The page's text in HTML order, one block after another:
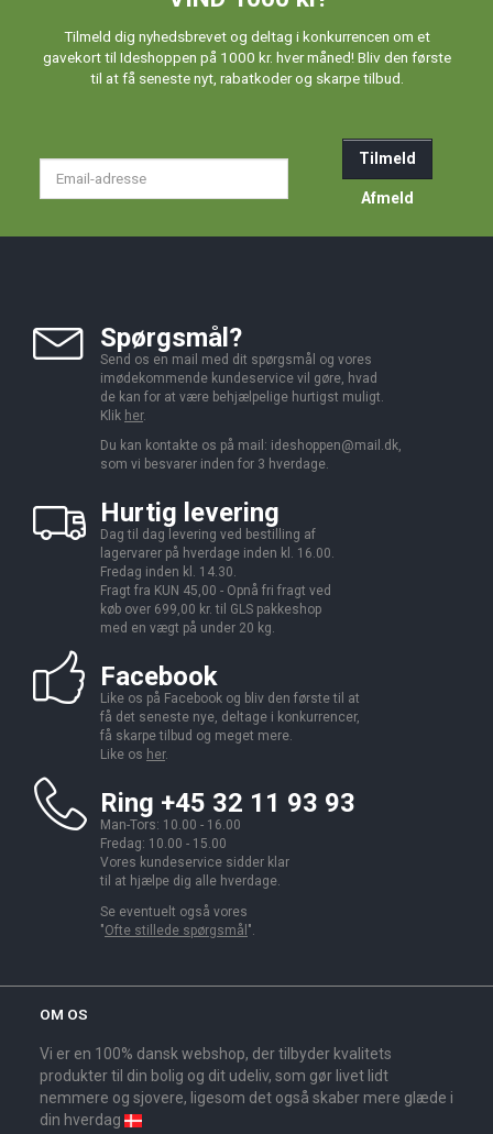
Tilmeld dig nyhedsbrevet og deltag i konkurrencen om et
gavekort til Ideshoppen på 1000 kr. hver måned! Bliv den første
til at få seneste nyt, rabatkoder og skarpe tilbud.
Tilmeld
Afmeld
Spørgsmål?
Send os en mail med dit spørgsmål og vores
imødekommende kundeservice vil gøre, hvad
de kan for at være behjælpelige hurtigst muligt.
Klik her.
Du kan kontakte os på mail: ideshoppen@mail.dk,
som vi besvarer inden for 3 hverdage.
Hurtig levering
Dag til dag levering ved bestilling af
lagervarer på hverdage inden kl. 16.00.
Fredag inden kl. 14.30.
Fragt fra KUN 45,00 - Opnå fri fragt ved
køb over 699,00 kr. til GLS pakkeshop
med en vægt på under 20 kg.
Facebook
Like os på Facebook og bliv den første til at
få det seneste nye, deltage i konkurrencer,
få skarpe tilbud og meget mere.
Like os her.
Ring +45 32 11 93 93
Man-Tors: 10.00 - 16.00
Fredag: 10.00 - 15.00
Vores kundeservice sidder klar
til at hjælpe dig alle hverdage.
Se eventuelt også vores
"Ofte stillede spørgsmål ".
OM OS
Vi er en 100% dansk webshop, der tilbyder kvalitets
produkter til din bolig og dit udeliv, som gør livet lidt
nemmere og sjovere, ligesom det også skaber mere glæde i
din hverdag